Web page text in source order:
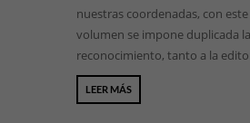
nuestras coordenadas, con
volumen se impone duplicada
reconocimiento, tanto a la
LEER MÁS